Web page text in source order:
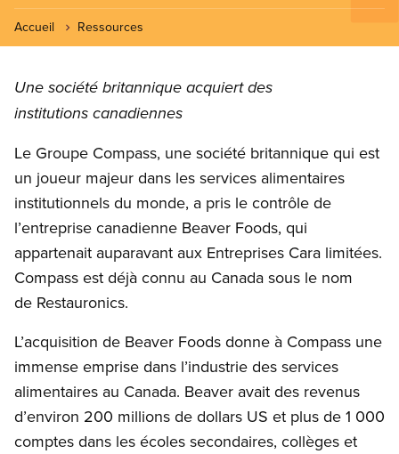
Accueil Ressources
Une société britannique acquiert des
institutions canadiennes
Le Groupe Compass, une société britannique qui est
un joueur majeur dans les services alimentaires
institutionnels du monde, a pris le contrôle de
l’entreprise canadienne Beaver Foods, qui
appartenait auparavant aux Entreprises Cara limitées.
Compass est déjà connu au Canada sous le nom
de Restauronics.
L’acquisition de Beaver Foods donne à Compass une
immense emprise dans l’industrie des services
alimentaires au Canada. Beaver avait des revenus
d’environ 200 millions de dollars US et plus de 1 000
comptes dans les écoles secondaires, collèges et